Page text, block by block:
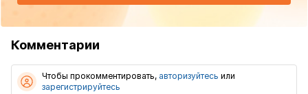
Комментарии
Чтобы прокомментировать, авторизуйтесь или
зарегистрируйтесь